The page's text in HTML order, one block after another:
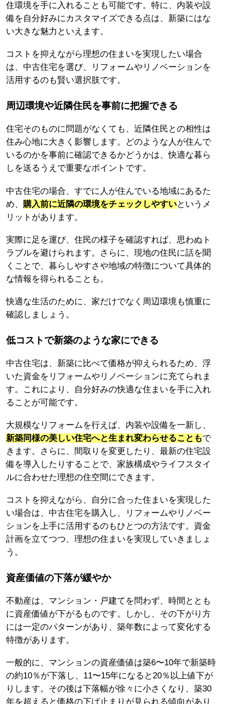
住環境を手に入れることも可能です。特に、内装や設
備を自分好みにカスタマイズできる点は、新築にはな
い大きな魅力といえます。
コストを抑えながら理想の住まいを実現したい場合
は、中古住宅を選び、リフォームやリノベーションを
活用するのも賢い選択肢です。
周辺環境や近隣住民を事前に把握できる
住宅そのものに問題がなくても、近隣住民との相性は
住み心地に大きく影響します。どのような人が住んで
いるのかを事前に確認できるかどうかは、快適な暮ら
しを送るうえで重要なポイントです。
中古住宅の場合、すでに人が住んでいる地域にあるた
め、 購入前に近隣の環境をチェックしやすいというメ
リットがあります。
実際に足を運び、住民の様子を確認すれば、思わぬト
ラブルを避けられます。さらに、現地の住民に話を聞
くことで、暮らしやすさや地域の特徴について具体的
な情報を得られることも。
快適な生活のために、家だけでなく周辺環境も慎重に
確認しましょう。
低コストで新築のような家にできる
中古住宅は、新築に比べて価格が抑えられるため、浮
いた資金をリフォームやリノベーションに充てられま
す。これにより、自分好みの快適な住まいを手に入れ
ることが可能です。
大規模なリフォームを行えば、内装や設備を一新し、
新築同様の美しい住宅へと生まれ変わらせることもで
きます。さらに、間取りを変更したり、最新の住宅設
備を導入したりすることで、家族構成やライフスタイ
ルに合わせた理想の住空間にできます。
コストを抑えながら、自分に合った住まいを実現した
い場合は、中古住宅を購入し、リフォームやリノベー
ションを上手に活用するのもひとつの方法です。資金
計画を立てつつ、理想の住まいを実現していきましょ
う。
資産価値の下落が緩やか
不動産は、マンション・戸建てを問わず、時間ととも
に資産価値が下がるものです。しかし、その下がり方
には一定のパターンがあり、築年数によって変化する
特徴があります。
一般的に、マンションの資産価値は築6〜10年で新築時
の約10％が下落し、11〜15年になると20％以上値下が
りします。その後は下落幅が徐々に小さくなり、築30
年を超えると価格の下げ止まりが見られる傾向があり